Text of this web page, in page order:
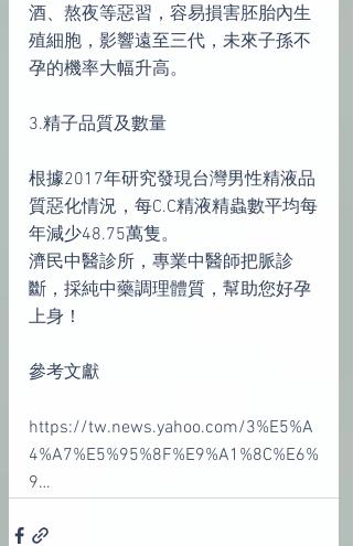
酒、熬夜等惡習，容易損害胚胎內生
殖細胞，影響遠至三代，未來子孫不
孕的機率大幅升高。
3.精子品質及數量
根據2017年研究發現台灣男性精液品
質惡化情況，每C.C精液精蟲數平均每
年減少48.75萬隻。
濟民中醫診所，專業中醫師把脈診
斷，採純中藥調理體質，幫助您好孕
上身！
參考文獻
https://tw.news.yahoo.com/3%E5%A
4%A7%E5%95%8F%E9%A1%8C%E6%
9…